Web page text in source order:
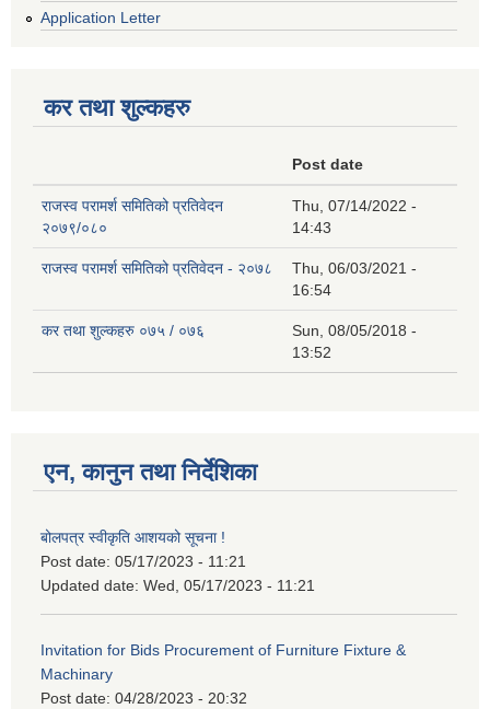
Application Letter
कर तथा शुल्कहरु
Post date
राजस्व परामर्श समितिको प्रतिवेदन
२०७९/०८०
Thu, 07/14/2022 -
14:43
राजस्व परामर्श समितिको प्रतिवेदन - २०७८
Thu, 06/03/2021 -
16:54
कर तथा शुल्कहरु ०७५ / ०७६
Sun, 08/05/2018 -
13:52
एन, कानुन तथा निर्देशिका
बोलपत्र स्वीकृति आशयको सूचना !
Post date: 05/17/2023 - 11:21
Updated date: Wed, 05/17/2023 - 11:21
Invitation for Bids Procurement of Furniture Fixture &
Machinary
Post date: 04/28/2023 - 20:32